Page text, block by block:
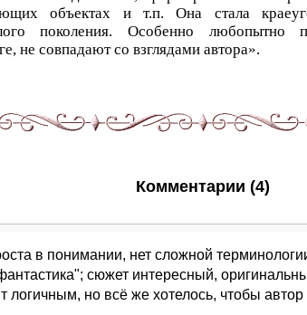
объектах и т.п. Она стала
поколения. Особенно любопытно
не совпадают со взглядами автора».
Комментарии (4)
в понимании, нет сложной
сюжет интересный,
логичным, но всё же хотелось, чтобы